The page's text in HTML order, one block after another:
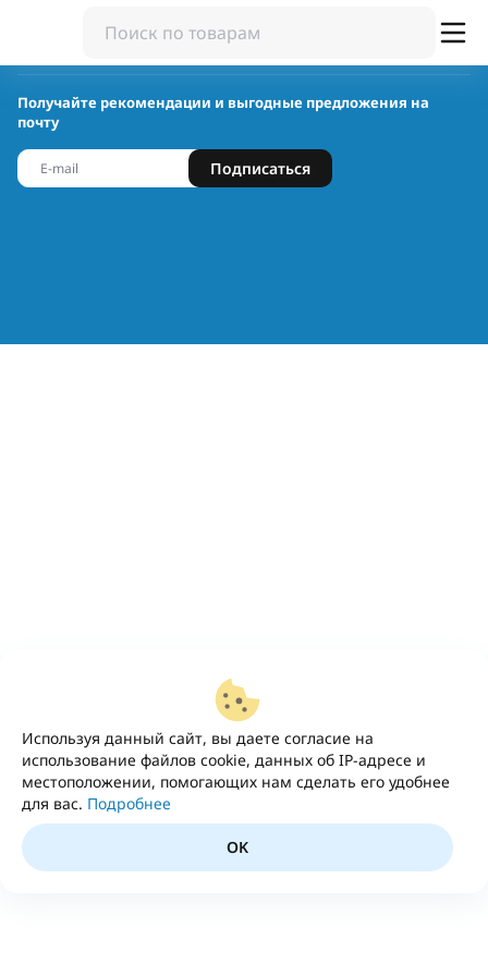
Используя данный сайт, вы даете согласие на
использование файлов cookie, данных об IP-адресе и
местоположении, помогающих нам сделать его удобнее
для вас. Подробнее
OK
Получайте рекомендации и выгодные предложения на
почту
Подписаться